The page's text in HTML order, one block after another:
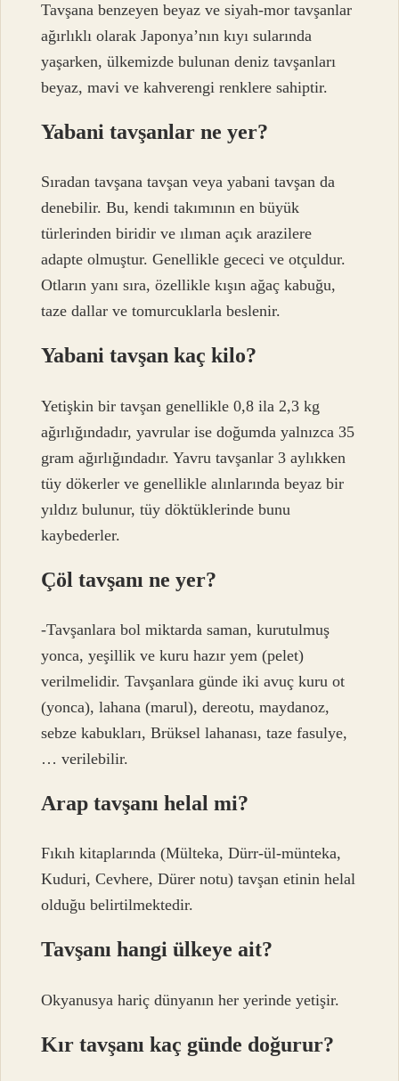
Tavşana benzeyen beyaz ve siyah-mor tavşanlar
ağırlıklı olarak Japonya’nın kıyı sularında
yaşarken, ülkemizde bulunan deniz tavşanları
beyaz, mavi ve kahverengi renklere sahiptir.
Yabani tavşanlar ne yer?
Sıradan tavşana tavşan veya yabani tavşan da
denebilir. Bu, kendi takımının en büyük
türlerinden biridir ve ılıman açık arazilere
adapte olmuştur. Genellikle gececi ve otçuldur.
Otların yanı sıra, özellikle kışın ağaç kabuğu,
taze dallar ve tomurcuklarla beslenir.
Yabani tavşan kaç kilo?
Yetişkin bir tavşan genellikle 0,8 ila 2,3 kg
ağırlığındadır, yavrular ise doğumda yalnızca 35
gram ağırlığındadır. Yavru tavşanlar 3 aylıkken
tüy dökerler ve genellikle alınlarında beyaz bir
yıldız bulunur, tüy döktüklerinde bunu
kaybederler.
Çöl tavşanı ne yer?
-Tavşanlara bol miktarda saman, kurutulmuş
yonca, yeşillik ve kuru hazır yem (pelet)
verilmelidir. Tavşanlara günde iki avuç kuru ot
(yonca), lahana (marul), dereotu, maydanoz,
sebze kabukları, Brüksel lahanası, taze fasulye,
… verilebilir.
Arap tavşanı helal mi?
Fıkıh kitaplarında (Mülteka, Dürr-ül-münteka,
Kuduri, Cevhere, Dürer notu) tavşan etinin helal
olduğu belirtilmektedir.
Tavşanı hangi ülkeye ait?
Okyanusya hariç dünyanın her yerinde yetişir.
Kır tavşanı kaç günde doğurur?